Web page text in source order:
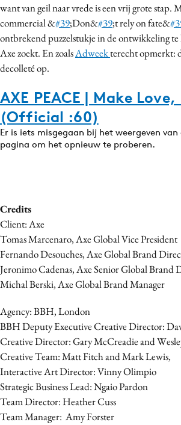
want van geil naar vrede is een vrij grote stap.
commercial &#39;Don&#39;t rely on fate&
ontbrekend puzzelstukje in de ontwikkeling te
Axe zoekt. En zoalsAdweekterecht opmerkt:
decolleté op.
AXE PEACE | Make
(Official :60)
Er is iets misgegaan bij het weergeven van
pagina om het opnieuw te proberen.
Credits
Client: Axe
Tomas Marcenaro, Axe Global Vice President
Fernando Desouches, Axe Global Brand
Jeronimo Cadenas, Axe Senior Global Brand
Michal Berski, Axe Global Brand Manager
Agency: BBH, London
BBH Deputy Executive Creative Director:
Creative Director: Gary McCreadie and
Creative Team: Matt Fitch and Mark Lewis,
Interactive Art Director: Vinny Olimpio
Strategic Business Lead: Ngaio Pardon
Team Director: Heather Cuss
Team Manager: Amy Forster